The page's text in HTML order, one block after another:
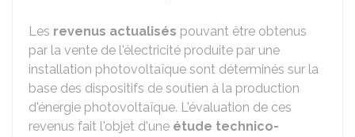
Les revenus actualisés pouvant être obtenus
par la vente de l'électricité produite par une
installation photovoltaïque sont déterminés sur la
base des dispositifs de soutien à la production
d'énergie photovoltaïque. L'évaluation de ces
revenus fait l'objet d'une étude technico-